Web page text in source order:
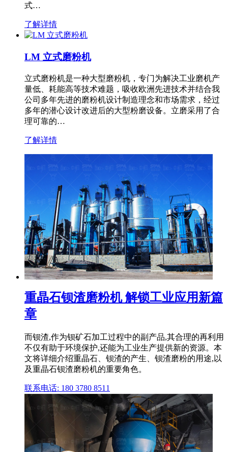
式…
了解详情
LM 立式磨粉机
立式磨粉机是一种大型磨粉机，专门为解决工业磨机产
量低、耗能高等技术难题，吸收欧洲先进技术并结合我
公司多年先进的磨粉机设计制造理念和市场需求，经过
多年的潜心设计改进后的大型粉磨设备。立磨采用了合
理可靠的…
了解详情
重晶石钡渣磨粉机 解锁工业应用新篇
章
而钡渣,作为钡矿石加工过程中的副产品,其合理的再利用
不仅有助于环境保护,还能为工业生产提供新的资源。本
文将详细介绍重晶石、钡渣的产生、钡渣磨粉的用途,以
及重晶石钡渣磨粉机的重要角色。
联系电话: 180 3780 8511